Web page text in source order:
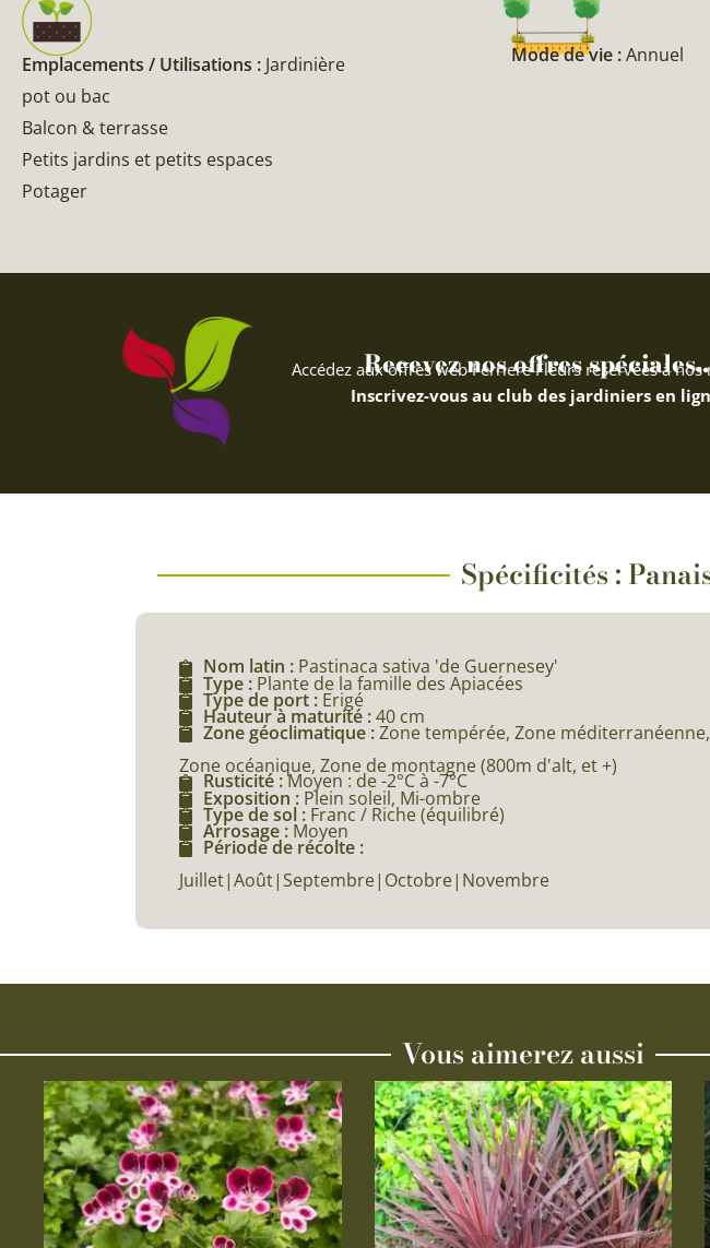
Emplacements / Utilisations : Jardinière
pot ou bac
Balcon & terrasse
Petits jardins et petits espaces
Potager
Mode de vie :Annuel
Recevez nos offres
Accédez aux offres web Ferriere Fleurs réservées à nos
Inscrivez-vous au club des jardiniers en
Spécificités :
Nom latin : Pastinaca sativa 'de Guernesey'
Type : Plante de la famille des Apiacées
Type de port : Erigé
Hauteur à maturité :40 cm
Zone géoclimatique :Zone tempérée, Zone méditerranéenne,
Zone océanique, Zone de montagne (800m d'alt, et +)
Rusticité :Moyen : de -2°C à -7°C
Exposition : Plein soleil, Mi-ombre
Type de sol : Franc / Riche (équilibré)
Arrosage : Moyen
Période de récolte :
Juillet|Août|Septembre|Octobre|Novembre
Vous aimerez aussi
Ce
a